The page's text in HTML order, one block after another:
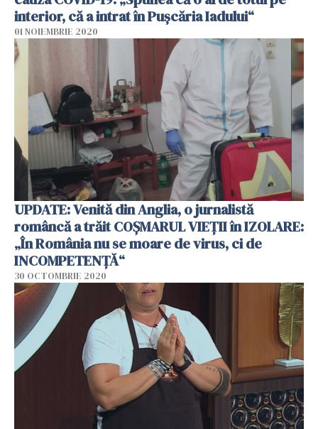
interior, că a intrat în Puşcăria Iadului“
01 NOIEMBRIE 2020
UPDATE: Venită din Anglia, o jurnalistă
româncă a trăit COȘMARUL VIEȚII în IZOLARE:
„În România nu se moare de virus, ci de
INCOMPETENȚĂ“
30 OCTOMBRIE 2020